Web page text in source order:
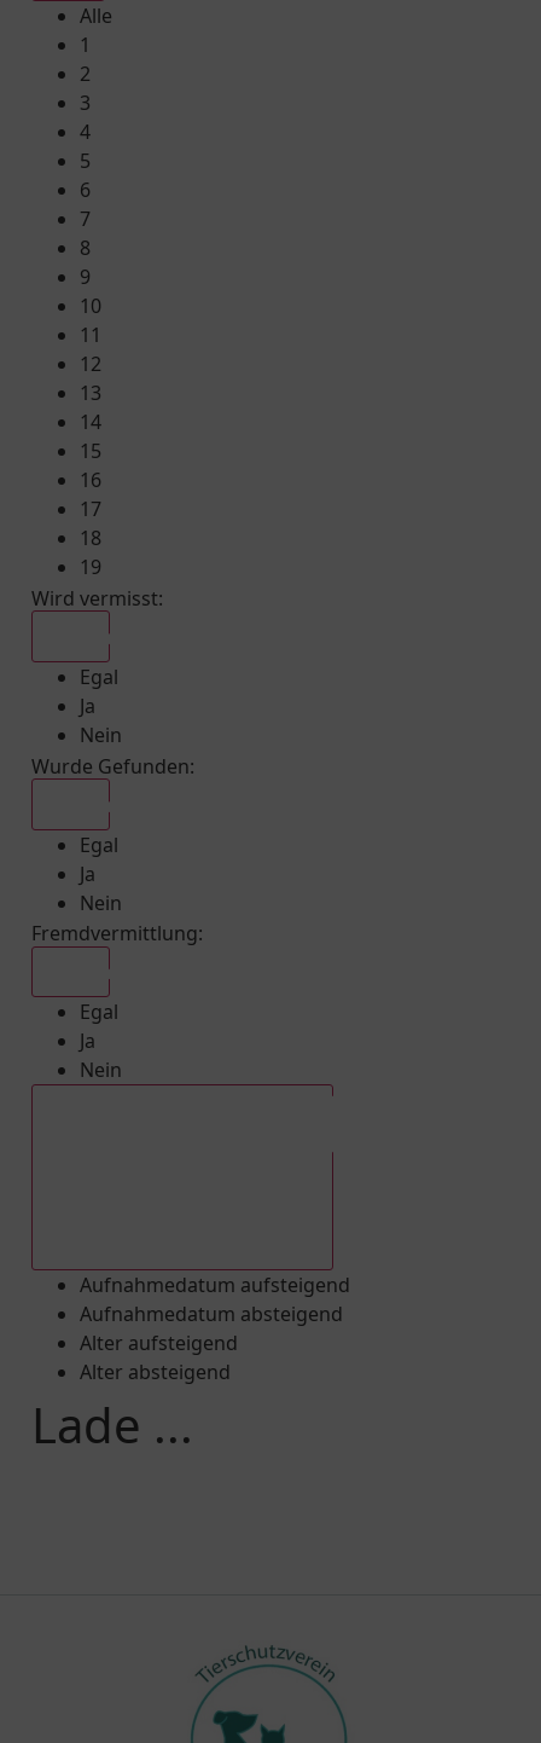
Alle
1
2
3
4
5
6
7
8
9
10
11
12
13
14
15
16
17
18
19
Wird vermisst:
Egal
Ja
Nein
Wurde Gefunden:
Egal
Ja
Nein
Fremdvermittlung:
Egal
Ja
Nein
Aufnahmedatum aufsteigend
Aufnahmedatum absteigend
Alter aufsteigend
Alter absteigend
Lade ...